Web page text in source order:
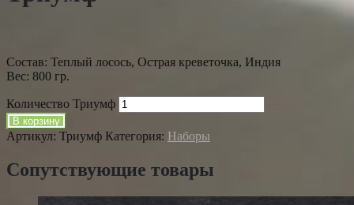
Состав: Теплый лосось, Острая креветочка, Индия
Вес: 800 гр.
Количество Триумф
В корзину
Артикул: Триумф Категория: Наборы
Сопутствующие товары